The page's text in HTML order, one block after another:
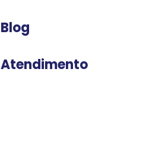
Blog
Atendimento